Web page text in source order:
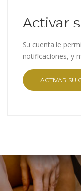
Activar
Su cuenta le
notificaciones, y
ACTIVAR SU